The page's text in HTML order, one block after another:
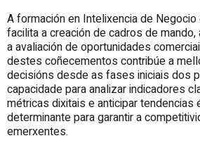
A formación en Intelixencia de
facilita a creación de cadros de
a avaliación de oportunidades
destes coñecementos contribúe a
decisións desde as fases iniciais dos
capacidade para analizar indicadores
métricas dixitais e anticipar tendencias
determinante para garantir a
emerxentes.